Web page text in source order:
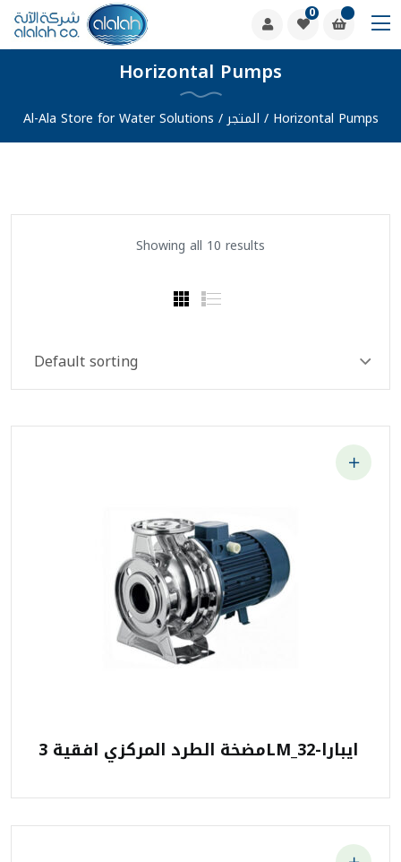
0
Horizontal Pumps
Al-Ala Store for Water Solutions /المتجر / Horizontal Pumps
Showing all 10 results
مضخة الطرد المركزي افقية 3LM_32-ايبارا